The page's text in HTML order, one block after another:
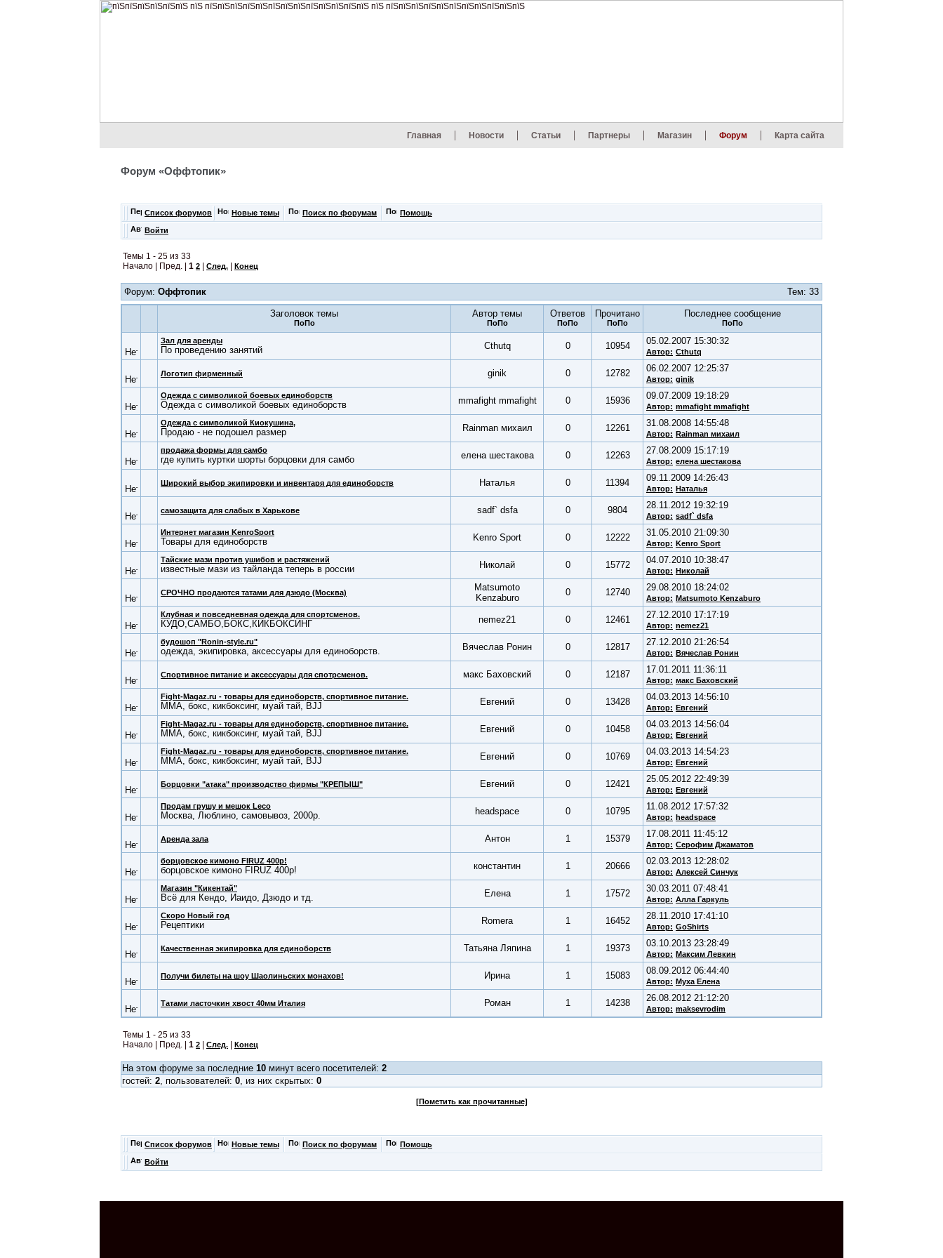
Главная Новости Статьи Партнеры Магазин Форум Карта сайта
Форум «Оффтопик»
Список форумов Новые темы Поиск по форумам Помощь
Войти
Темы 1 - 25 из 33
Начало | Пред. | 1 2 След. Конец
Форум: Оффтопик Тем: 33
Заголовок темы Автор темы Ответов Прочитано Последнее сообщение
Зал для аренды
По проведению занятий Cthutq 0 10954 05.02.2007 15:30:32
Автор: Cthutq
Логотип фирменный ginik 0 12782 06.02.2007 12:25:37
Автор: ginik
Одежда с символикой боевых единоборств
Одежда с символикой боевых единоборств mmafight mmafight 0 15936 09.07.2009 19:18:29
Автор: mmafight mmafight
Одежда с символикой Киокушина,
Продаю - не подошел размер Rainman михаил 0 12261 31.08.2008 14:55:48
Автор: Rainman михаил
продажа формы для самбо
где купить куртки шорты борцовки для самбо елена шестакова 0 12263 27.08.2009 15:17:19
Автор: елена шестакова
Широкий выбор экипировки и инвентаря для единоборств Наталья 0 11394 09.11.2009 14:26:43
Автор: Наталья
самозащита для слабых в Харькове sadf` dsfa 0 9804 28.11.2012 19:32:19
Автор: sadf` dsfa
Интернет магазин KenroSport
Товары для единоборств Kenro Sport 0 12222 31.05.2010 21:09:30
Автор: Kenro Sport
Тайские мази против ушибов и растяжений
известные мази из тайланда теперь в россии Николай 0 15772 04.07.2010 10:38:47
Автор: Николай
СРОЧНО продаются татами для дзюдо (Москва)
Matsumoto
Kenzaburo
0 12740 29.08.2010 18:24:02
Автор: Matsumoto Kenzaburo
Клубная и повседневная одежда для спортсменов.
КУДО,САМБО,БОКС,КИКБОКСИНГ nemez21 0 12461 27.12.2010 17:17:19
Автор: nemez21
будошоп "Ronin-style.ru"
одежда, экипировка, аксессуары для единоборств. Вячеслав Ронин 0 12817 27.12.2010 21:26:54
Автор: Вячеслав Ронин
Cпортивное питание и аксессуары для спотрсменов. макс Баховский 0 12187 17.01.2011 11:36:11
Автор: макс Баховский
Fight-Magaz.ru - товары для единоборств, спортивное питание.
ММА, бокс, кикбоксинг, муай тай, BJJ Евгений 0 13428 04.03.2013 14:56:10
Автор: Евгений
Fight-Magaz.ru - товары для единоборств, спортивное питание.
ММА, бокс, кикбоксинг, муай тай, BJJ Евгений 0 10458 04.03.2013 14:56:04
Автор: Евгений
Fight-Magaz.ru - товары для единоборств, спортивное питание.
ММА, бокс, кикбоксинг, муай тай, BJJ Евгений 0 10769 04.03.2013 14:54:23
Автор: Евгений
Борцовки "атака" производство фирмы "КРЕПЫШ" Евгений 0 12421 25.05.2012 22:49:39
Автор: Евгений
Продам грушу и мешок Leco
Москва, Люблино, самовывоз, 2000p. headspace 0 10795 11.08.2012 17:57:32
Автор: headspace
Аренда зала Антон 1 15379 17.08.2011 11:45:12
Автор: Серофим Джаматов
борцовское кимоно FIRUZ 400р!
борцовское кимоно FIRUZ 400р! константин 1 20666 02.03.2013 12:28:02
Автор: Алексей Синчук
Магазин "Кикентай"
Всё для Кендо, Иаидо, Дзюдо и тд. Елена 1 17572 30.03.2011 07:48:41
Автор: Алла Гаркуль
Скоро Новый год
Рецептики Romera 1 16452 28.11.2010 17:41:10
Автор: GoShirts
Качественная экипировка для единоборств Татьяна Ляпина 1 19373 03.10.2013 23:28:49
Автор: Максим Левкин
Получи билеты на шоу Шаолиньских монахов! Ирина 1 15083 08.09.2012 06:44:40
Автор: Муха Елена
Татами ласточкин хвост 40мм Италия Роман 1 14238 26.08.2012 21:12:20
Автор: maksevrodim
Темы 1 - 25 из 33
Начало | Пред. | 1 2 След. Конец
На этом форуме за последние 10 минут всего посетителей: 2
гостей: 2, пользователей: 0, из них скрытых: 0
[Пометить как прочитанные]
Список форумов Новые темы Поиск по форумам Помощь
Войти